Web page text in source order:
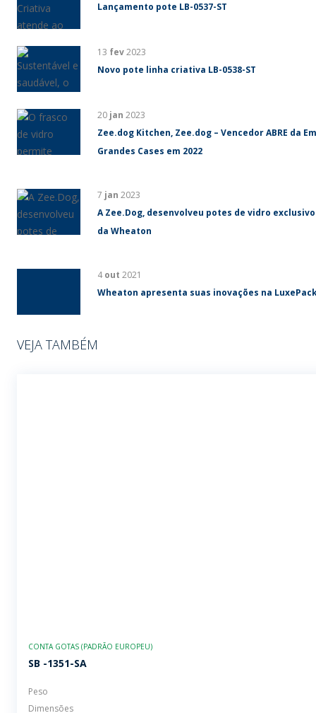
Lançamento pote LB-0537-ST
13 fev2023
Novo pote linha criativa LB-0538-ST
20 jan 2023
Zee.dog Kitchen, Zee.dog – Vencedor ABRE da
Grandes Cases em 2022
7 jan 2023
A Zee.Dog, desenvolveu potes de vidro
da Wheaton
4out 2021
Wheaton apresenta suas inovações na
VEJA TAMBÉM
CONTA GOTAS (PADRÃO EUROPEU)
SB -1351-SA
Peso
Dimensões